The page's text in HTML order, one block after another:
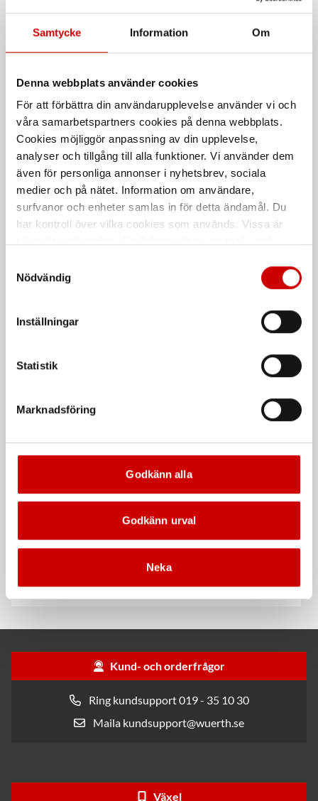
Samtycke Information Om
Denna webbplats använder cookies
För att förbättra din användarupplevelse använder vi och
våra samarbetspartners cookies på denna webbplats.
Cookies möjliggör anpassning av din upplevelse,
analyser och tillgång till alla funktioner. Vi använder dem
även för personliga annonser i nyhetsbrev, sociala
medier och på nätet. Information om användare,
surfvanor och enheter samlas in för detta ändamål. Du
har kontroll över vilka cookies som används. Vissa är
länder utanför EU med olika dataskyddsnormer. Genom
att godkänna samtycker du till sådana överföringar. Läs
Nödvändig
Inställningar
Statistik
Marknadsföring
Godkänn alla
Godkänn urval
Neka
Cut+Cool Borr/Gängolja
Eco
Miljövänlig olja i geléform
Smörjspray, HHS 5000
HHS 5000 - Helsyntetisk krypolja
med PTFE
De som köpte, köpte även
Kampanj
Dispenserbox med 100 st.
Kampanj
För snabb och effektiv rengöring
Kampanj
metall-, plast- och gummidetaljer.
Kund- och orderfrågor
Ring kundsupport 019 - 35 10 30
Maila kundsupport@wuerth.se
Växel